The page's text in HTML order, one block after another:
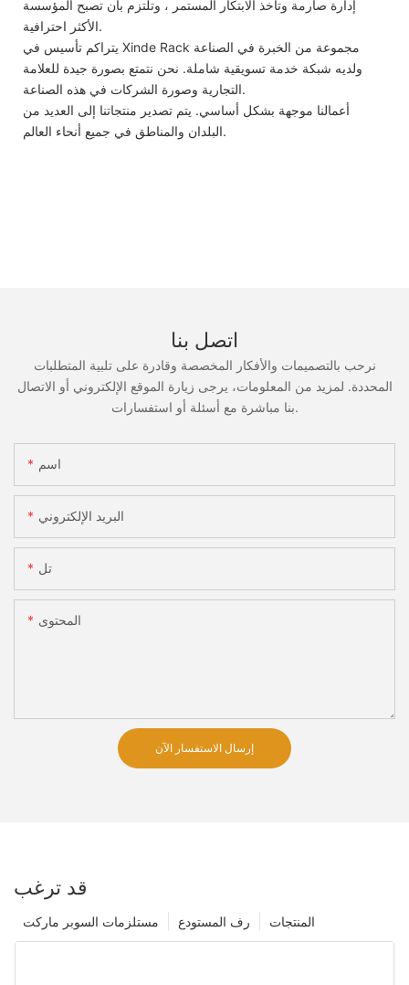
إدارة صارمة وتأخذ الابتكار المستمر ، وتلتزم بأن تصبح المؤسسة
الأكثر احترافية.
يتراكم تأسيس في Xinde Rack مجموعة من الخبرة في الصناعة
ولديه شبكة خدمة تسويقية شاملة. نحن نتمتع بصورة جيدة للعلامة
التجارية وصورة الشركات في هذه الصناعة.
أعمالنا موجهة بشكل أساسي. يتم تصدير منتجاتنا إلى العديد من
البلدان والمناطق في جميع أنحاء العالم.
اتصل بنا
نرحب بالتصميمات والأفكار المخصصة وقادرة على تلبية المتطلبات
المحددة. لمزيد من المعلومات، يرجى زيارة الموقع الإلكتروني أو الاتصال
بنا مباشرة مع أسئلة أو استفسارات.
اسم
البريد الإلكتروني
تل
المحتوى
إرسال الاستفسار الآن
قد ترغب
المنتجات رف المستودع مستلزمات السوبر ماركت